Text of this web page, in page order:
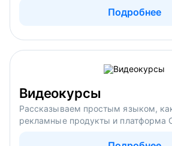
Подробнее
Видеокурсы
Рассказываем простым языком,
рекламные продукты и платформа